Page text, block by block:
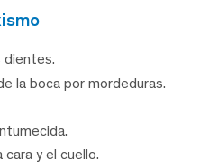
dientes.
la boca por mordeduras.
cara y el cuello.